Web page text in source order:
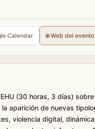
Calendar 🌐 Web del evento
(30 horas, 3 días)
la aparición de nuevas
violencia digital,